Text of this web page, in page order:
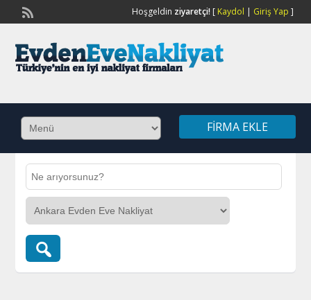
Hoşgeldin ziyaretçi![ Kaydol | Giriş Yap ]
FIRMA EKLE